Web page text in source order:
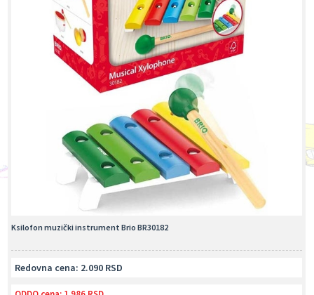
Ksilofon muzički instrument Brio BR30182
Redovna cena: 2.090 RSD